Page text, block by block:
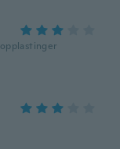
opplastinger